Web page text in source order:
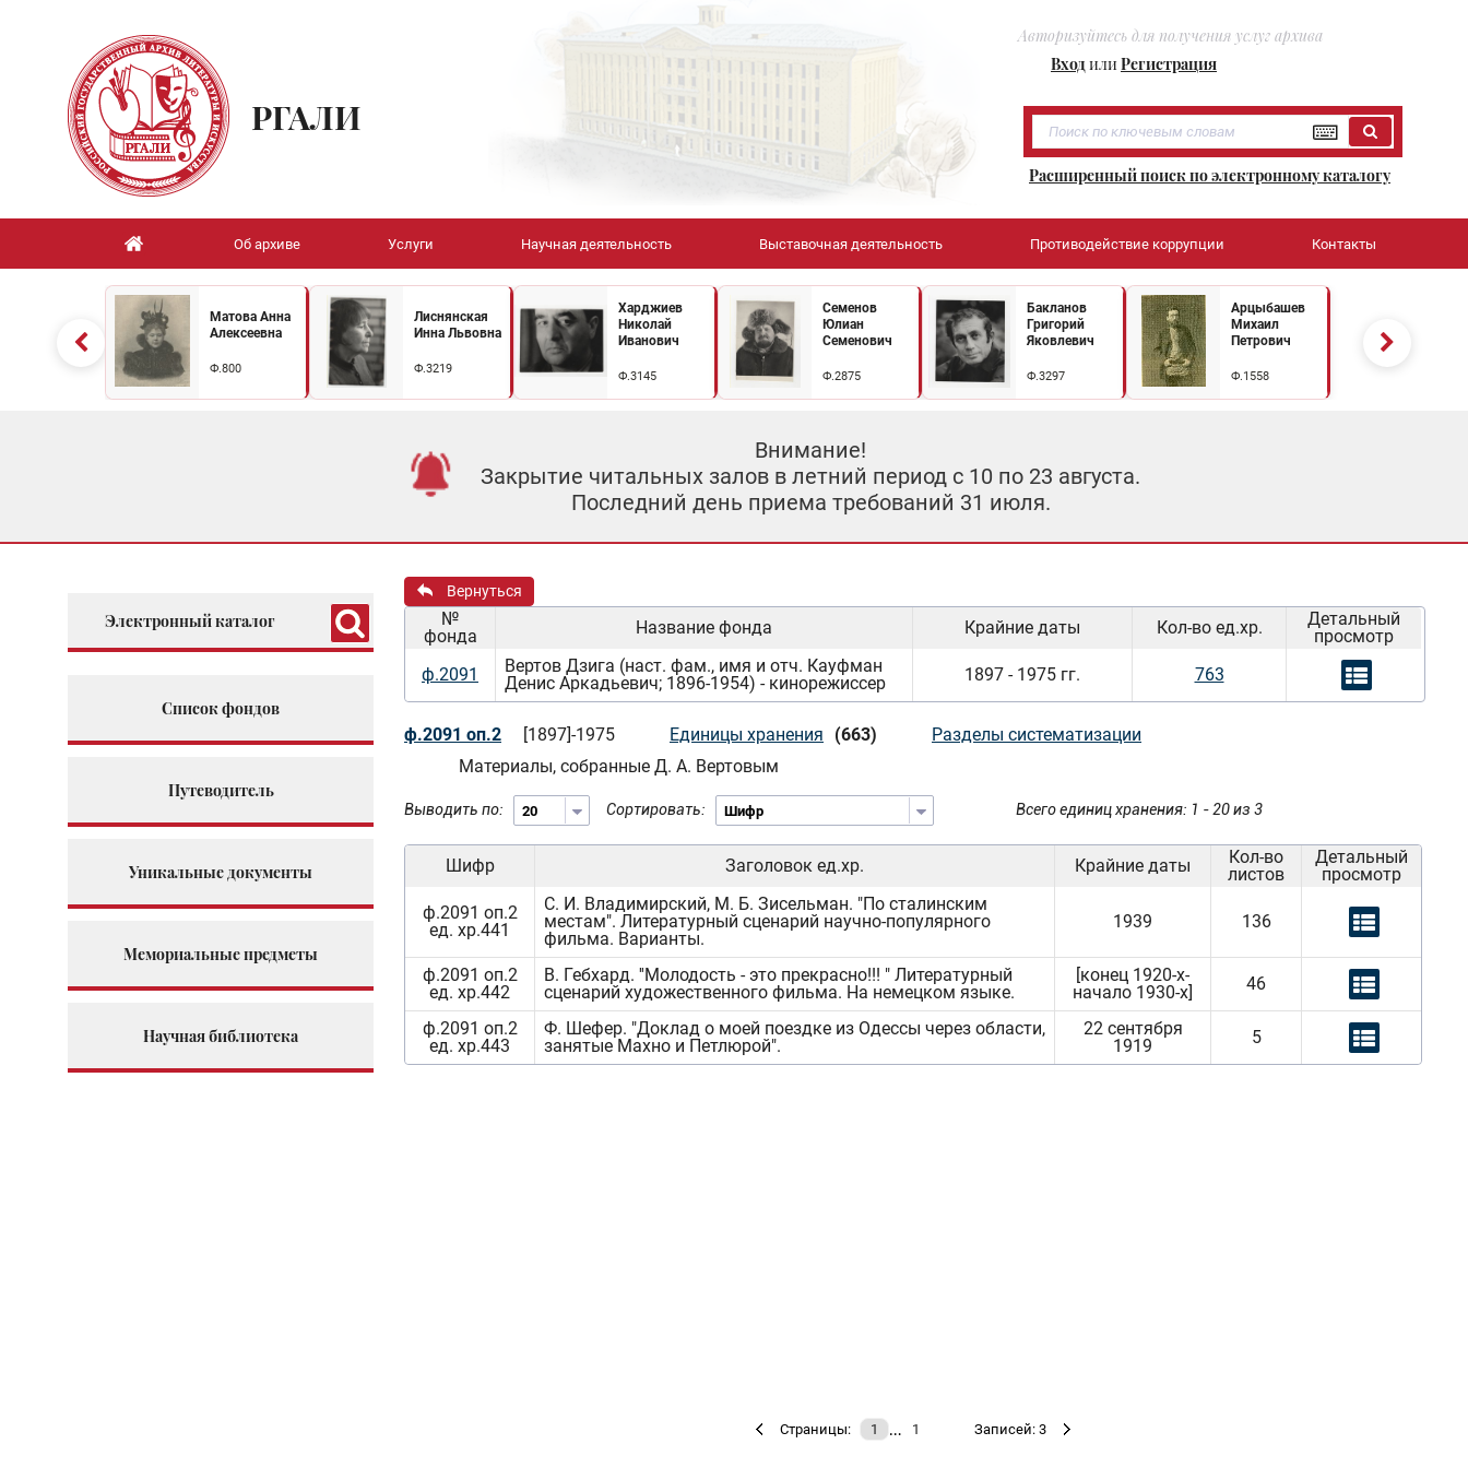
Авторизуйтесь для получения услуг архива
ВходилиРегистрация
РГАЛИ
Расширенный поиск по электронному каталогу
Об архиве Услуги Научная деятельность Выставочная деятельность Противодействие коррупции Контакты
Матова Анна
Алексеевна
Ф.800
Лиснянская
Инна Львовна
Ф.3219
Харджиев
Николай
Иванович
Ф.3145
Семенов
Юлиан
Семенович
Ф.2875
Бакланов
Григорий
Яковлевич
Ф.3297
Арцыбашев
Михаил
Петрович
Ф.1558
Внимание!
Закрытие читальных залов в летний период с 10 по 23 августа.
Последний день приема требований 31 июля.
Электронный каталог
Список фондов
Путеводитель
Уникальные документы
Мемориальные предметы
Научная библиотека
Вернуться
№
фонда
Название фонда Крайние даты Кол-во ед.хр.
Детальный
просмотр
ф.2091
Вертов Дзига (наст. фам., имя и отч. Кауфман
Денис Аркадьевич; 1896-1954) - кинорежиссер
1897 - 1975 гг. 763
ф.2091 оп.2 [1897]-1975 Единицы хранения (663)
Разделы систематизации
Материалы, собранные Д. А. Вертовым
Выводить по: Сортировать: Всего единиц хранения: 1 - 20 из 3
Шифр Заголовок ед.хр. Крайние даты
Кол-во
листов
Детальный
просмотр
ф.2091 оп.2
ед. хр.441
С. И. Владимирский, М. Б. Зисельман. "По сталинским
местам". Литературный сценарий научно-популярного
фильма. Варианты.
1939 136
ф.2091 оп.2
ед. хр.442
В. Гебхард. ''Молодость - это прекрасно!!! " Литературный
сценарий художественного фильма. На немецком языке.
[конец 1920-х-
начало 1930-х]
46
ф.2091 оп.2
ед. хр.443
Ф. Шефер. "Доклад о моей поездке из Одессы через области,
занятые Махно и Петлюрой".
22 сентября
1919
5
Страницы: 1 … 1 Записей: 3